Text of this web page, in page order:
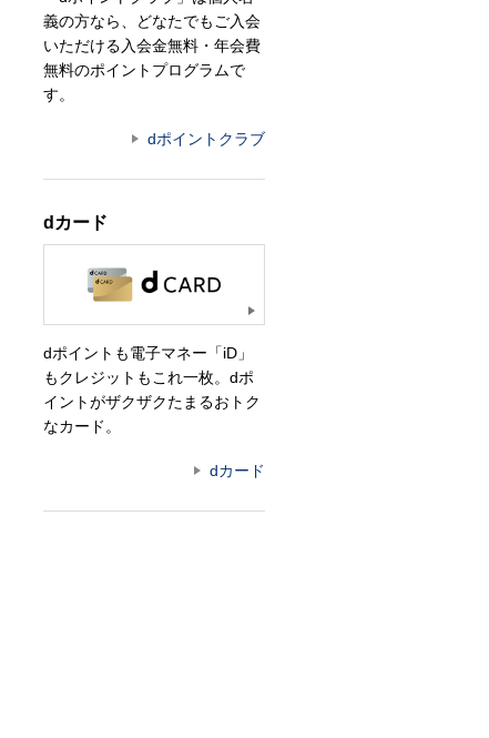
義の方なら、どなたでもご入会
いただける入会金無料・年会費
無料のポイントプログラムで
す。
dポイントクラブ
dカード
dポイントも電子マネー「iD」
もクレジットもこれ一枚。dポ
イントがザクザクたまるおトク
なカード。
dカード